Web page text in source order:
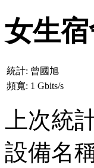
女生
統計: 曾國旭
頻寬: 1 Gbits/s
上次統
設備名